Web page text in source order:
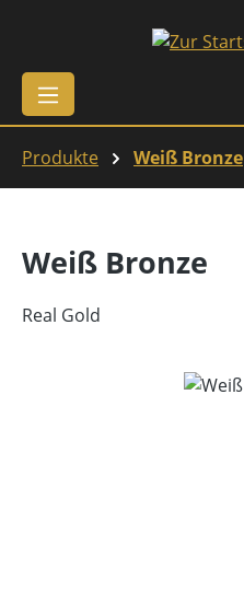
Zum Hauptinhalt springen
Produkte Weiß Bronze
Weiß Bronze
Real Gold
Bildergalerie überspringen